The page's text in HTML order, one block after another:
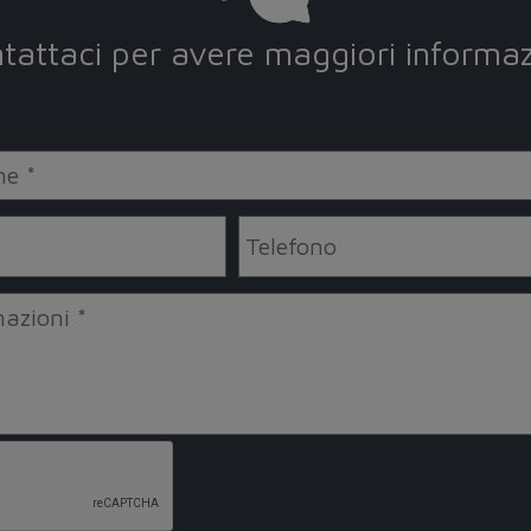
per avere maggiori